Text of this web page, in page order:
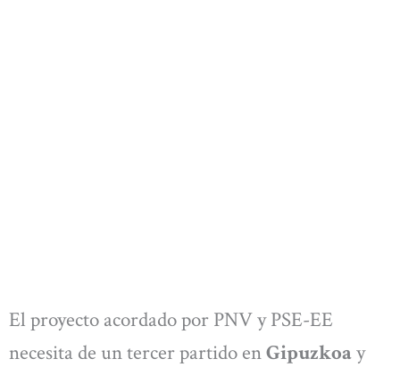
El proyecto acordado por PNV y PSE-EE
necesita de un tercer partido enGipuzkoay